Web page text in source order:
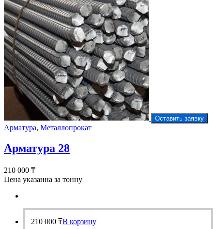
Оставить заявку
Арматура, Металлопрокат
Арматура 28
210 000 ₸
Цена указанна за тонну
210 000 ₸В корзину